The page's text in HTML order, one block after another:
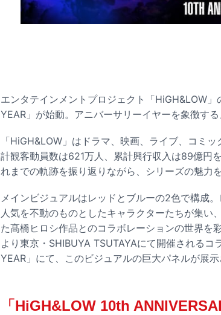
エンタテインメントプロジェクト「HiGH&LOW
YEAR」が始動。アニバーサリーイヤーを象徴す
「HiGH&LOW」はドラマ、映画、ライブ、コミ
計観客動員数は621万人、累計興行収入は89億円
れまでの軌跡を振り返りながら、シリーズの魅力
メインビジュアルはレッドとブルーの2色で構成
人気を不動のものとしたキャラクターたちが集い
た髙橋ヒロシ作品とのコラボレーションの世界を
より東京・SHIBUYA TSUTAYAにて開催される
YEAR」にて、このビジュアルの巨大パネルが展示
「HiGH&LOW 10th